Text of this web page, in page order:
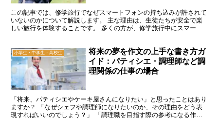
この記事では、修学旅行でなぜスマートフォンの持ち込みが許されて
いないのかについて解説します。 主な理由は、生徒たちが安全で楽
しい旅行を体験することです。 多くの方が、修学旅行中にスマート
小学生・中学生・高校生
将来の夢を作文の上手な書き方ガ
イド：パティシエ・調理師など調
理関係の仕事の場合
「将来、パティシエやケーキ屋さんになりたい」と思ったことはあり
ますか？ 「なぜシェフや調理師になりたいのか、その理由をどう表
現すればいいのでしょう？」 「調理職を目指す際の参考になる作文